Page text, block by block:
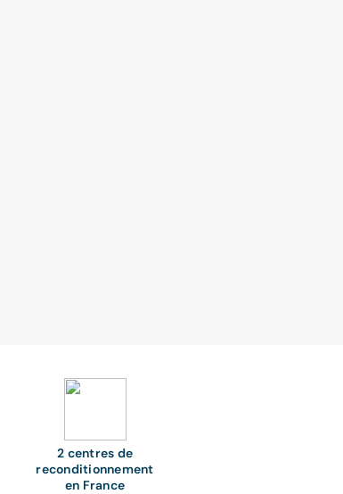
2 centres de
reconditionnement
en France